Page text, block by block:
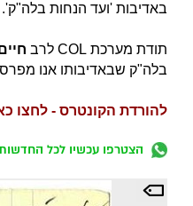
באדיבות 'ועד הנחות בלה"ק'.
תודת מערכת COL לרב
בלה"ק שבאדיבותו אנו
להורדת הקונטרס - לחצו
הצטרפו עכשיו לכל